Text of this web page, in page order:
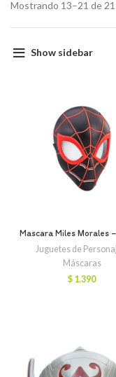
Mostrando 13–21 de
Show sidebar
Mascara Miles Morales
Juguetes de
Máscaras
$ 1.390